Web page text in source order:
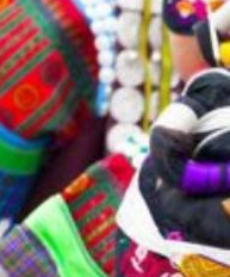
煌
峪关